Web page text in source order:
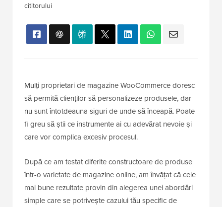
cititorului
Mulți proprietari de magazine WooCommerce doresc
să permită clienților să personalizeze produsele, dar
nu sunt întotdeauna siguri de unde să înceapă. Poate
fi greu să știi ce instrumente ai cu adevărat nevoie și
care vor complica excesiv procesul.
După ce am testat diferite constructoare de produse
într-o varietate de magazine online, am învățat că cele
mai bune rezultate provin din alegerea unei abordări
simple care se potrivește cazului tău specific de